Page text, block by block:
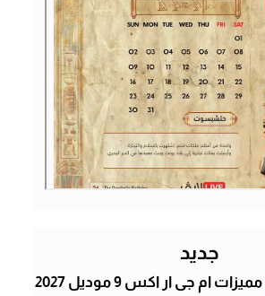
جديد
مميزات ام جى ار اكس 9 موديل 2027